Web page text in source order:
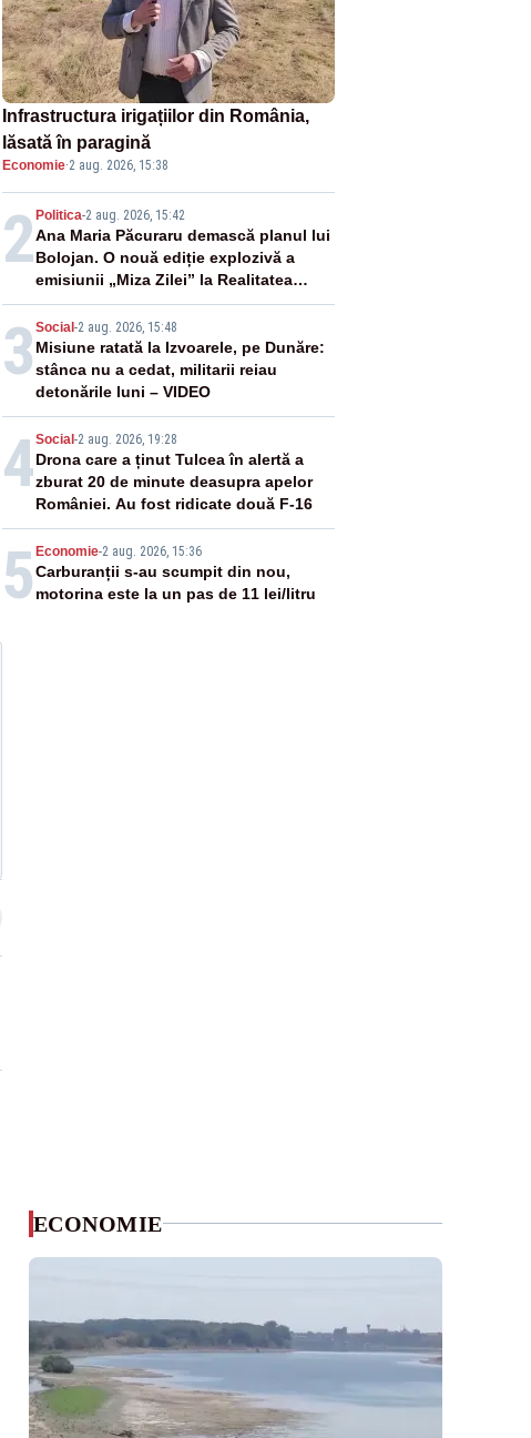
Infrastructura irigațiilor din România,
lăsată în paragină
Economie·2 aug. 2026, 15:38
2Politica-2 aug. 2026, 15:42
Ana Maria Păcuraru demască planul lui
Bolojan. O nouă ediție explozivă a
emisiunii „Miza Zilei” la Realitatea
PLUS
3 Social-2 aug. 2026, 15:48
Misiune ratată la Izvoarele, pe Dunăre:
stânca nu a cedat, militarii reiau
detonările luni – VIDEO
4Social-2 aug. 2026, 19:28
Drona care a ținut Tulcea în alertă a
zburat 20 de minute deasupra apelor
României. Au fost ridicate două F-16
5 Economie-2 aug. 2026, 15:36
Carburanții s-au scumpit din nou,
motorina este la un pas de 11 lei/litru
ECONOMIE